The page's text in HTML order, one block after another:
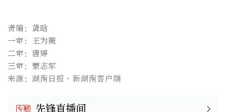
责编：黄晗
一审：王为薇
二审：唐婷
三审：蒙志军
来源：湖南日报·新湖南客户端
专题 先锋直播间